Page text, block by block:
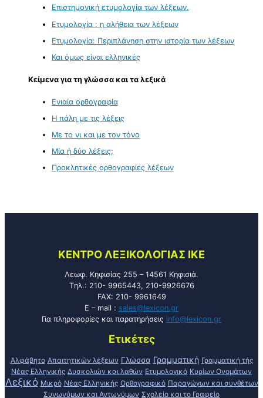
Επιστημονική ετυμολογία των λέξεων.
Ετυμολογία : η αλήθεια των λέξεων
Ετυμολογία: Περιπλάνηση στην ιστορία των λέξεων
Και όμως είναι ελληνικές
Κείμενα για τη γλώσσα και τα λεξικά
Ενιαία ορθογραφία
Η πάλη με τις λέξεις
Με το νι και με τον τόνο
Μία ή δύο λέξεις;
Προκλητικές ορθογραφίες λέξεων
KENTPO ΛEΞIKOΛOΓIAΣ ΙΚΕ
Λεωφ. Κηφισίας 255 – 14561 Κηφισιά.
Tηλ.: 210- 9965443, 210-9926676
FAX: 210- 9961649
E – mail : sales@lexicon.gr
Για πληροφορίες και παρατηρήσεις info@lexicon.gr
Ετικέτες
Αλφάβητο Απαιτητικών λέξεων Γλώσσα Γραμματική Γραμματική τής
Νέας Ελληνικής Δυσκολιών και λαθών Ετυμολογικό Κυρίων Ονομάτων
Λεξικό Μικρό Νέας Ελληνικής Ορθογραφικό Παραγώγων και συνθέτων
Συνωνύμων και Αντωνύμων Σχολείο και το Γραφείο